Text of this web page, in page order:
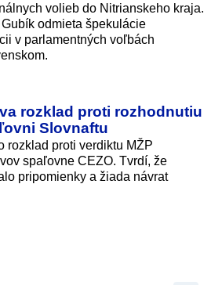
volieb do Nitrianskeho kraja.
odmieta špekulácie
v parlamentných voľbách
rozklad proti rozhodnutiu
Slovnaftu
rozklad proti verdiktu MŽP
spaľovne CEZO. Tvrdí, že
pripomienky a žiada návrat